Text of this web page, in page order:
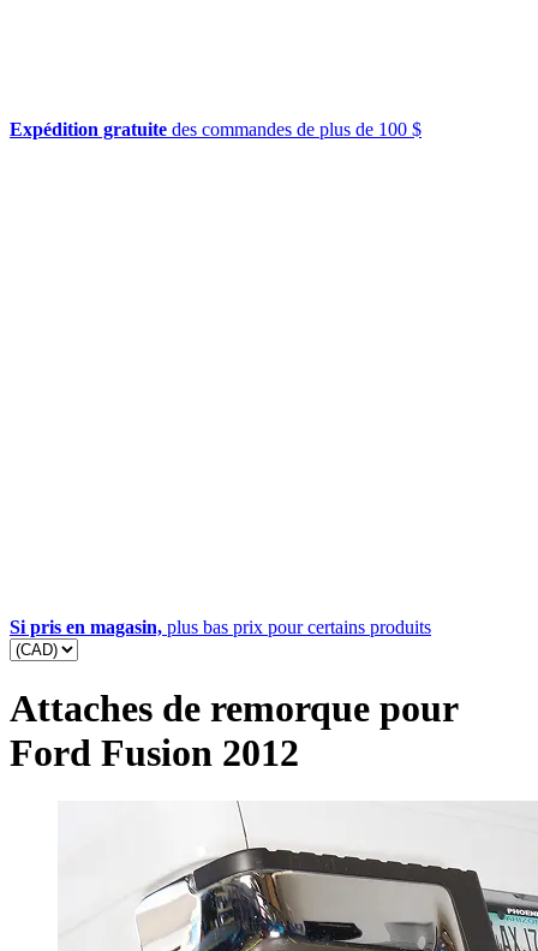
Expédition gratuite des commandes de plus de 100 $
Si pris en magasin, plus bas prix pour certains produits
Attaches de remorque pour
Ford Fusion 2012